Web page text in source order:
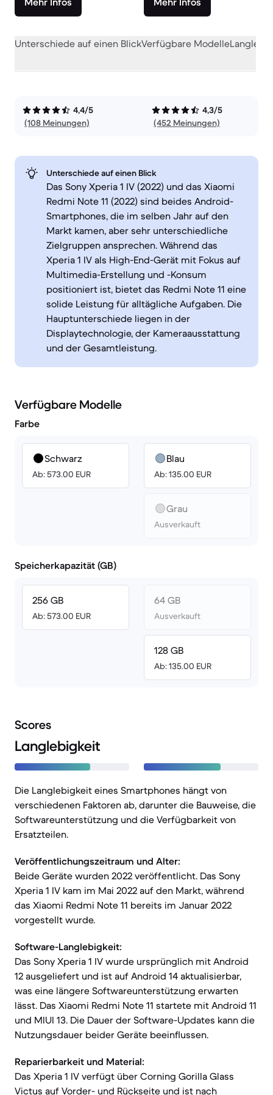
Unterschiede auf einen BlickVerfügbare Modelle
4,4/5
(108 Meinungen)
4,3/5
(452 Meinungen)
Unterschiede auf einen Blick
Das Sony Xperia 1 IV (2022) und das Xiaomi
Redmi Note 11 (2022) sind beides Android-
Smartphones, die im selben Jahr auf den
Markt kamen, aber sehr unterschiedliche
Zielgruppen ansprechen. Während das
Xperia 1 IV als High-End-Gerät mit Fokus auf
Multimedia-Erstellung und -Konsum
positioniert ist, bietet das Redmi Note 11 eine
solide Leistung für alltägliche Aufgaben. Die
Hauptunterschiede liegen in der
Displaytechnologie, der Kameraausstattung
und der Gesamtleistung.
Verfügbare Modelle
Farbe
Schwarz
Ab: 573.00 EUR
Blau
Ab: 135.00 EUR
Grau
Ausverkauft
Speicherkapazität (GB)
256 GB
Ab: 573.00 EUR
64 GB
Ausverkauft
128 GB
Ab: 135.00 EUR
Scores
Langlebigkeit
Die Langlebigkeit eines Smartphones hängt von
verschiedenen Faktoren ab, darunter die Bauweise, die
Softwareunterstützung und die Verfügbarkeit von
Ersatzteilen.
Veröffentlichungszeitraum und Alter:
Beide Geräte wurden 2022 veröffentlicht. Das Sony
Xperia 1 IV kam im Mai 2022 auf den Markt, während
das Xiaomi Redmi Note 11 bereits im Januar 2022
vorgestellt wurde.
Software-Langlebigkeit:
Das Sony Xperia 1 IV wurde ursprünglich mit Android
12 ausgeliefert und ist auf Android 14 aktualisierbar,
was eine längere Softwareunterstützung erwarten
lässt. Das Xiaomi Redmi Note 11 startete mit Android 11
und MIUI 13. Die Dauer der Software-Updates kann die
Nutzungsdauer beider Geräte beeinflussen.
Reparierbarkeit und Material:
Das Xperia 1 IV verfügt über Corning Gorilla Glass
Victus auf Vorder- und Rückseite und ist nach